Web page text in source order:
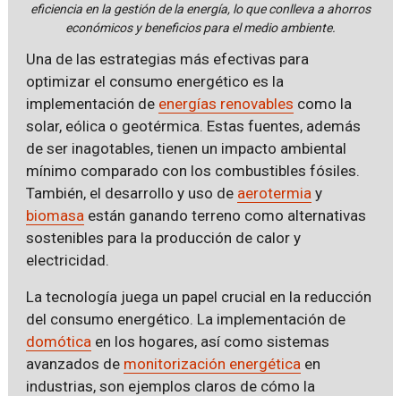
eficiencia en la gestión de la energía, lo que conlleva a ahorros
económicos y beneficios para el medio ambiente.
Una de las estrategias más efectivas para
optimizar el consumo energético es la
implementación de energías renovables como la
solar, eólica o geotérmica. Estas fuentes, además
de ser inagotables, tienen un impacto ambiental
mínimo comparado con los combustibles fósiles.
También, el desarrollo y uso de aerotermia y
biomasa están ganando terreno como alternativas
sostenibles para la producción de calor y
electricidad.
La tecnología juega un papel crucial en la reducción
del consumo energético. La implementación de
domótica en los hogares, así como sistemas
avanzados de monitorización energética en
industrias, son ejemplos claros de cómo la